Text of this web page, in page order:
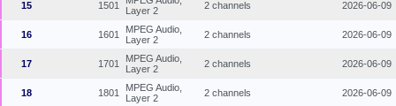
15 1501
Layer 2
2 channels 2026-06-09
16 1601
MPEG Audio,
Layer 2
2 channels 2026-06-09
17 1701
MPEG Audio,
Layer 2
2 channels 2026-06-09
18 1801
MPEG Audio,
Layer 2
2 channels 2026-06-09